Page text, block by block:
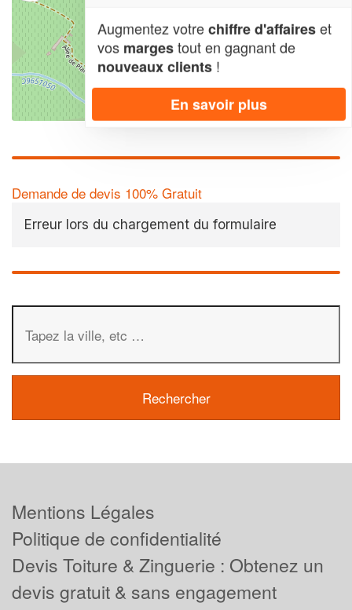
OpenStreetMap contributors,
Demande de devis 100% Gratuit
Erreur lors du chargement du formulaire
Augmentez votrechiffre d'affaireset
vos margestout en gagnant de
nouveaux clients !
En savoir plus
Mentions Légales
Politique de confidentialité
Devis Toiture & Zinguerie : Obtenez un
devis gratuit & sans engagement